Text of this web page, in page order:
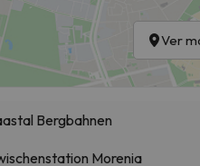
Ver
Bergbahnen
Morenia